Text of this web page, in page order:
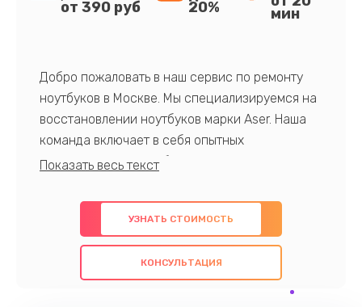
от 390 руб 20% мин
Добро пожаловать в наш сервис по ремонту
ноутбуков в Москве. Мы специализируемся на
восстановлении ноутбуков марки Aser. Наша
команда включает в себя опытных
профессионалов с обширными знаниями и
предлагаем быстрый и качественный ремонт с
использованием оригинальных компонентов, а
также гарантируем качество всех
проведенных работ. Наша цель - предоставить
УЗНАТЬ СТОИМОСТЬ
КОНСУЛЬТАЦИЯ